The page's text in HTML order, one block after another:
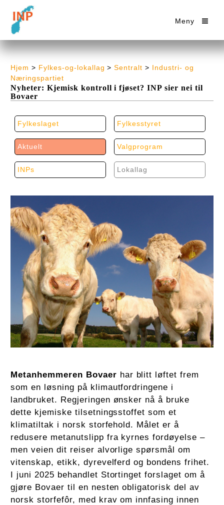
Meny
Hjem > Fylkes-og-lokallag >Sentralt > Industri- og
Næringspartiet
Nyheter: Kjemisk kontroll i fjøset? INP sier nei til
Bovaer
Fylkeslaget Fylkesstyret
Aktuelt Valgprogram
INPs Lokallag
Metanhemmeren Bovaer har blitt løftet frem
som en løsning på klimautfordringene i
landbruket. Regjeringen ønsker nå å bruke
dette kjemiske tilsetningsstoffet som et
klimatiltak i norsk storfehold. Målet er å
redusere metanutslipp fra kyrnes fordøyelse –
men veien dit reiser alvorlige spørsmål om
vitenskap, etikk, dyrevelferd og bondens frihet.
I juni 2025 behandlet Stortinget forslaget om å
gjøre Bovaer til en nesten obligatorisk del av
norsk storfefôr, med krav om innfasing innen